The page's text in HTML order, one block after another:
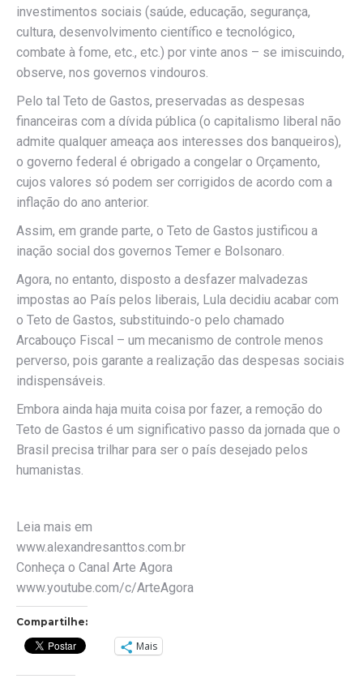
investimentos sociais (saúde, educação, segurança,
cultura, desenvolvimento científico e tecnológico,
combate à fome, etc., etc.) por vinte anos – se imiscuindo,
observe, nos governos vindouros.
Pelo tal Teto de Gastos, preservadas as despesas
financeiras com a dívida pública (o capitalismo liberal não
admite qualquer ameaça aos interesses dos banqueiros),
o governo federal é obrigado a congelar o Orçamento,
cujos valores só podem ser corrigidos de acordo com a
inflação do ano anterior.
Assim, em grande parte, o Teto de Gastos justificou a
inação social dos governos Temer e Bolsonaro.
Agora, no entanto, disposto a desfazer malvadezas
impostas ao País pelos liberais, Lula decidiu acabar com
o Teto de Gastos, substituindo-o pelo chamado
Arcabouço Fiscal – um mecanismo de controle menos
perverso, pois garante a realização das despesas sociais
indispensáveis.
Embora ainda haja muita coisa por fazer, a remoção do
Teto de Gastos é um significativo passo da jornada que o
Brasil precisa trilhar para ser o país desejado pelos
humanistas.
Leia mais em
www.alexandresanttos.com.br
Conheça o Canal Arte Agora
www.youtube.com/c/ArteAgora
Compartilhe:
Mais